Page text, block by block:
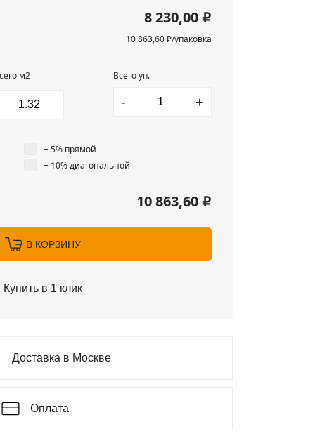
8 230,00 i
10 863,60 ₽/упаковка
м2 Всего уп.
- +
+ 5% прямой
+ 10% диагональной
10 863,60 i
В КОРЗИНУ
Купить в 1 клик
Доставка в Москве
Оплата